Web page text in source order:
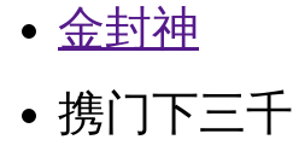
金封神
携门下三